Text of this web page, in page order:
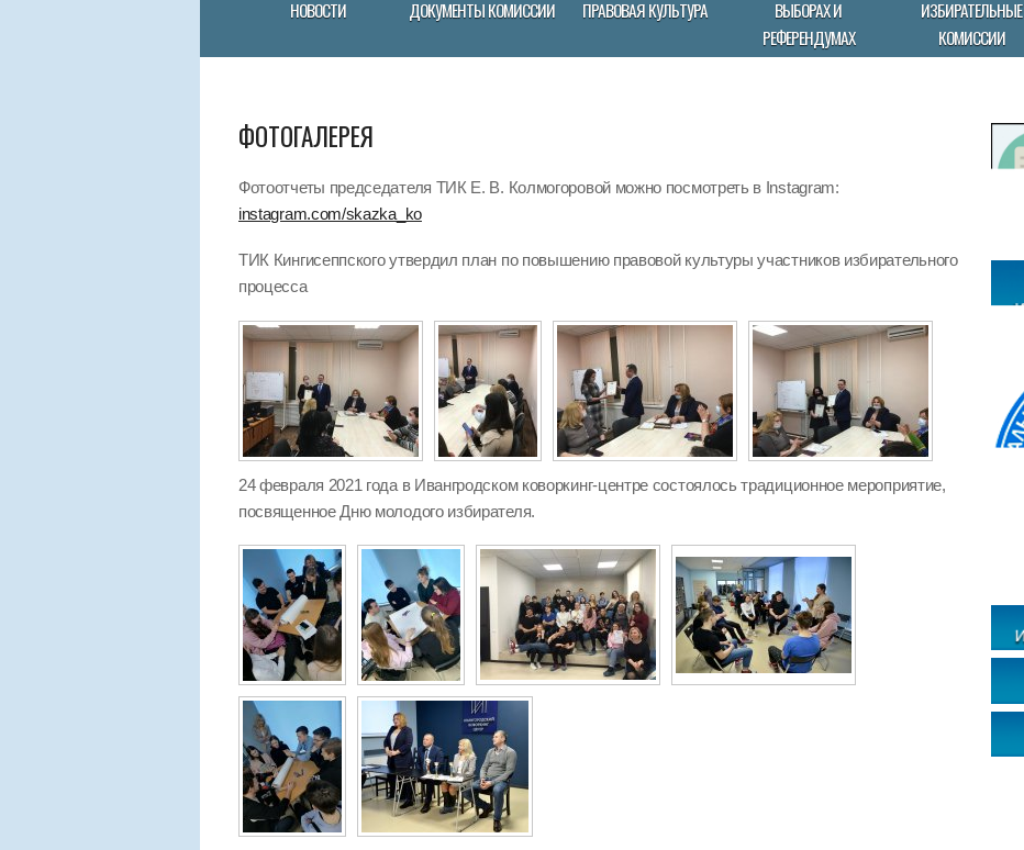
НОВОСТИ ДОКУМЕНТЫ КОМИССИИ ПРАВОВАЯ КУЛЬТУРА
ВЫБОРАХ И
РЕФЕРЕНДУМАХ
ИЗБИРАТЕЛЬНЫЕ
КОМИССИИ
ФОТОГАЛЕРЕЯ
Фотоотчеты председателя ТИК Е. В. Колмогоровой можно посмотреть в Instagram:
instagram.com/skazka_ko
ТИК Кингисеппского утвердил план по повышению правовой культуры участников избирательного
процесса
24 февраля 2021 года в Ивангродском коворкинг-центре состоялось традиционное мероприятие,
посвященное Дню молодого избирателя.